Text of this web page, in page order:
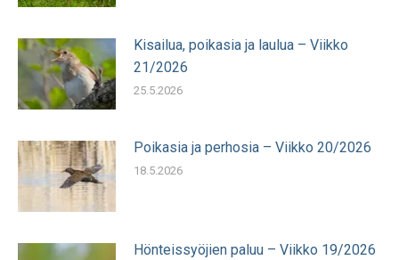
Kisailua, poikasia ja laulua – Viikko
21/2026
25.5.2026
Poikasia ja perhosia – Viikko 20/2026
18.5.2026
Hönteissyöjien paluu – Viikko 19/2026